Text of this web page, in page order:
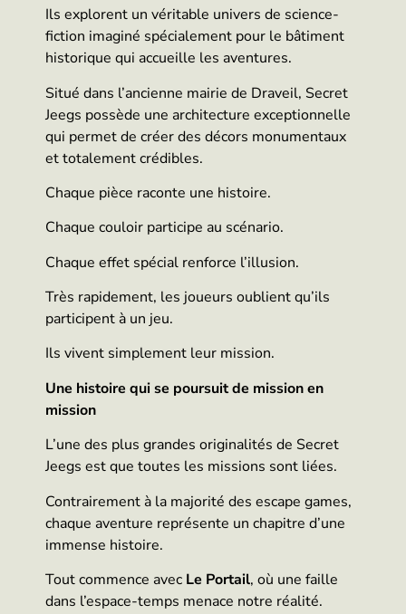
Ils explorent un véritable univers de science-
fiction imaginé spécialement pour le bâtiment
historique qui accueille les aventures.
Situé dans l’ancienne mairie de Draveil, Secret
Jeegs possède une architecture exceptionnelle
qui permet de créer des décors monumentaux
et totalement crédibles.
Chaque pièce raconte une histoire.
Chaque couloir participe au scénario.
Chaque effet spécial renforce l’illusion.
Très rapidement, les joueurs oublient qu’ils
participent à un jeu.
Ils vivent simplement leur mission.
Une histoire qui se poursuit de mission en
mission
L’une des plus grandes originalités de Secret
Jeegs est que toutes les missions sont liées.
Contrairement à la majorité des escape games,
chaque aventure représente un chapitre d’une
immense histoire.
Tout commence avec Le Portail, où une faille
dans l’espace-temps menace notre réalité.